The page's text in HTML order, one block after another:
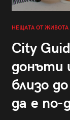
НЕЩАТА ОТ ЖИВОТА
City
донъти
близо
да е по-